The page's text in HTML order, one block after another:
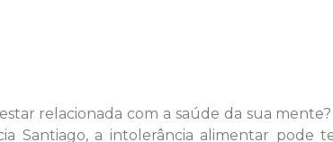
relacionada com a saúde da sua
Santiago, a intolerância alimentar pode